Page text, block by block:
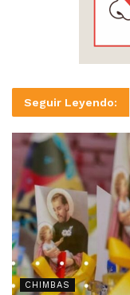
Seguir Leyendo:
CHIMBAS